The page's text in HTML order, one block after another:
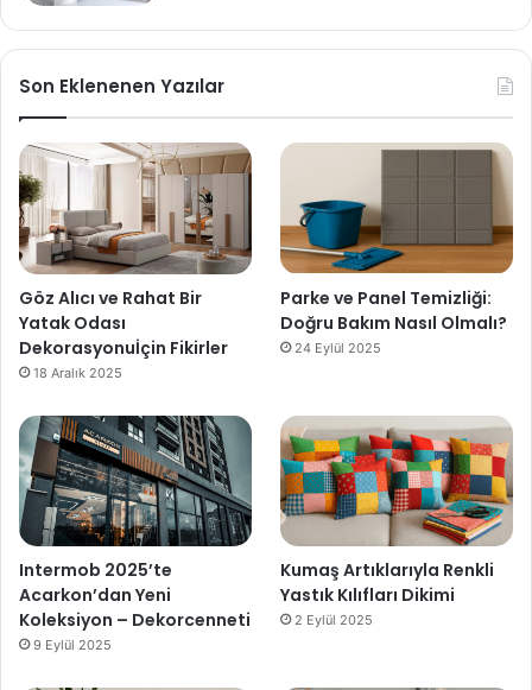
Son Eklenenen Yazılar
Göz Alıcı ve Rahat Bir
Yatak Odası
Dekorasyonuİçin Fikirler
18 Aralık 2025
Parke ve Panel Temizliği:
Doğru Bakım Nasıl Olmalı?
24 Eylül 2025
Intermob 2025’te
Acarkon’dan Yeni
Koleksiyon – Dekorcenneti
9 Eylül 2025
Kumaş Artıklarıyla Renkli
Yastık Kılıfları Dikimi
2 Eylül 2025